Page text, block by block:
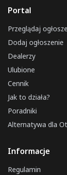
Portal
Przeglądaj
Dodaj ogłoszenie
Dealerzy
Ulubione
Cennik
Jak to działa?
Poradniki
Alternatywa dla
Informacje
Regulamin